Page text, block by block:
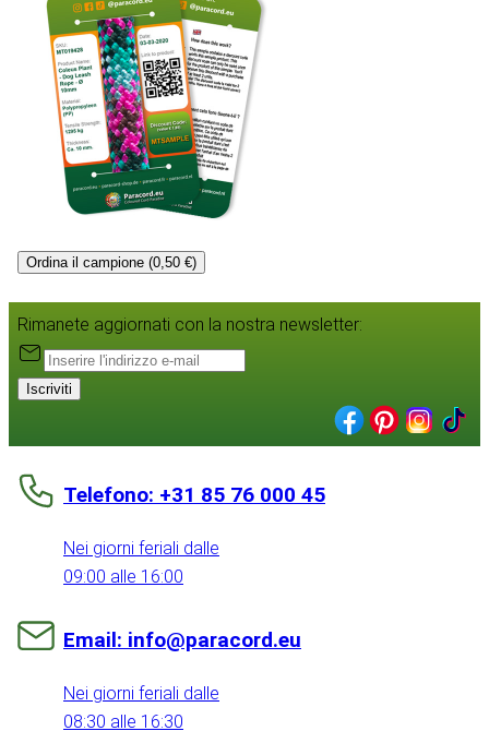
Ordina il campione (0,50 €)
Rimanete aggiornati con la nostra newsletter:
Iscriviti
Telefono: +31 85 76 000 45
Nei giorni feriali dalle
09:00 alle 16:00
Email: info@paracord.eu
Nei giorni feriali dalle
08:30 alle 16:30